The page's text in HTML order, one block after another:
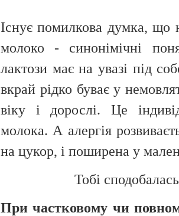
Існує помилкова думка, що
молоко - синонімічні
лактози має на увазі під
вкрай рідко буває у
віку і дорослі. Це
молока. А алергія
на цукор, і поширена у
Тобі
При частковому чи